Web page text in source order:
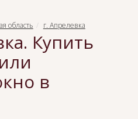
область г. Апрелевка
Купить
в